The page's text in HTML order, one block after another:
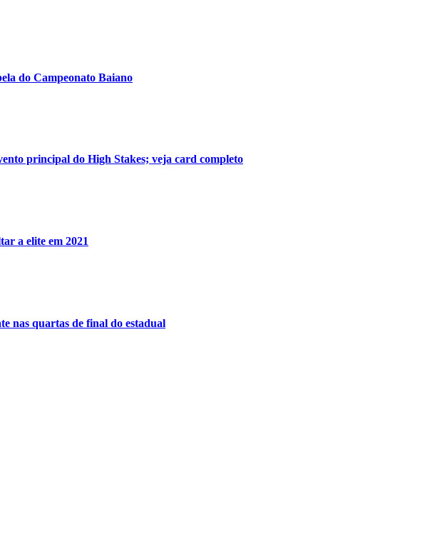
do Campeonato Baiano
principal do High Stakes; veja card completo
a elite em 2021
nas quartas de final do estadual